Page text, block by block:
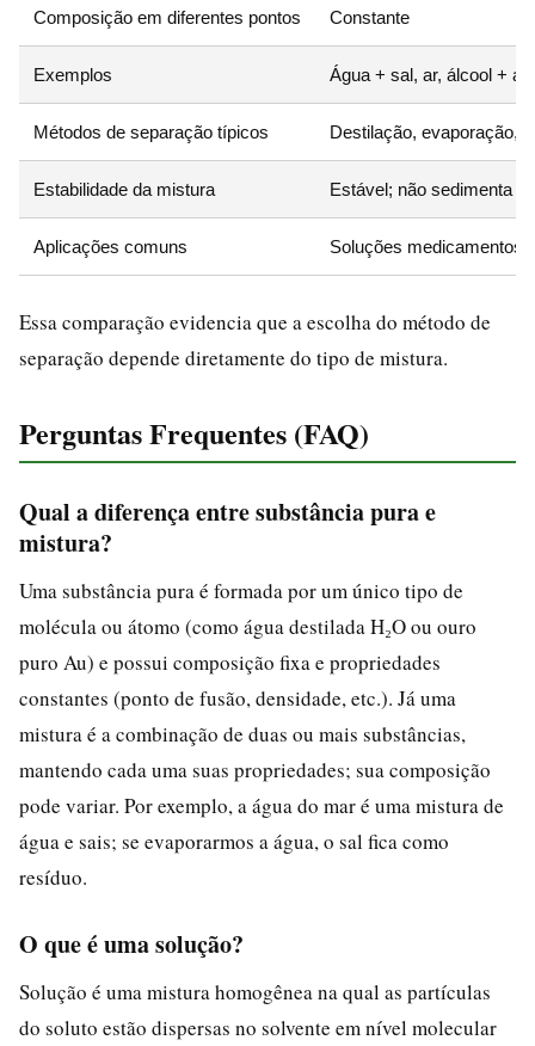
Composição em diferentes pontos Constante
Exemplos Água + sal, ar, álcool +
Métodos de separação típicos Destilação, evaporação,
Estabilidade da mistura Estável; não sedimenta
Aplicações comuns Soluções
Essa comparação evidencia que a escolha do método de
separação depende diretamente do tipo de mistura.
Perguntas Frequentes (FAQ)
Qual a diferença entre substância pura e
mistura?
Uma substância pura é formada por um único tipo de
molécula ou átomo (como água destilada H₂O ou ouro
puro Au) e possui composição fixa e propriedades
constantes (ponto de fusão, densidade, etc.). Já uma
mistura é a combinação de duas ou mais substâncias,
mantendo cada uma suas propriedades; sua composição
pode variar. Por exemplo, a água do mar é uma mistura de
água e sais; se evaporarmos a água, o sal fica como
resíduo.
O que é uma solução?
Solução é uma mistura homogênea na qual as partículas
do soluto estão dispersas no solvente em nível molecular